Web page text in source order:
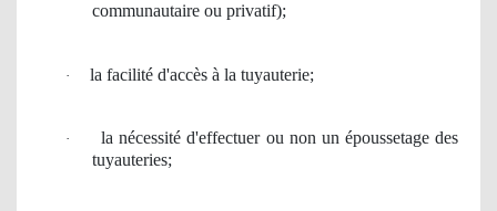
communautaire ou privatif);
· la facilité d'accès à la tuyauterie;
· la nécessitéd'effectuer ou non un époussetage des
tuyauteries;